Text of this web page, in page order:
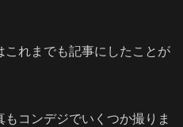
これまでも記事にしたことが
コンデジでいくつか撮りま